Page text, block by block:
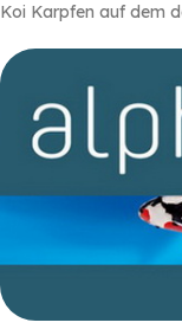
Koi Karpfen auf dem